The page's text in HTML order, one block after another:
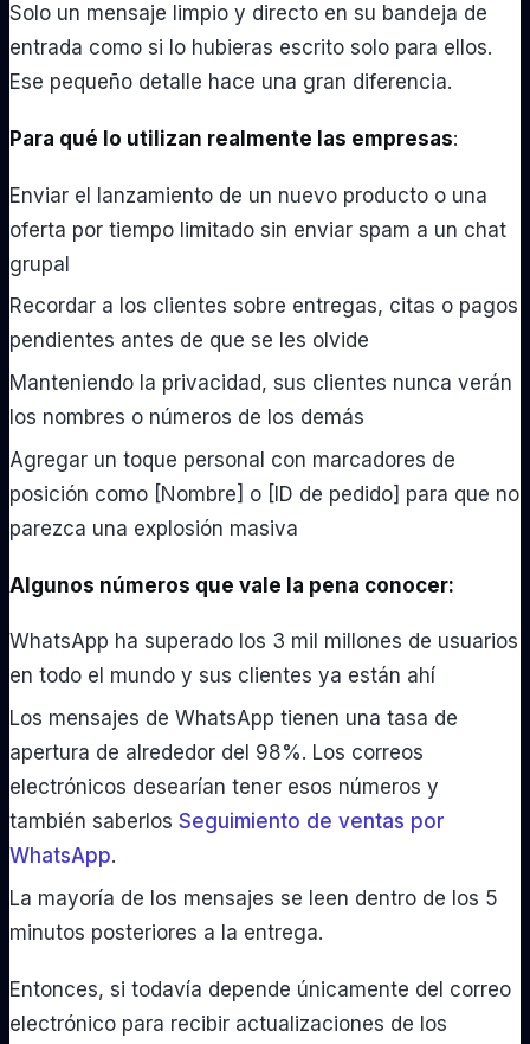
Solo un mensaje limpio y directo en su bandeja de
entrada como si lo hubieras escrito solo para ellos.
Ese pequeño detalle hace una gran diferencia.
Para qué lo utilizan realmente las empresas:
Enviar el lanzamiento de un nuevo producto o una
oferta por tiempo limitado sin enviar spam a un chat
grupal
Recordar a los clientes sobre entregas, citas o pagos
pendientes antes de que se les olvide
Manteniendo la privacidad, sus clientes nunca verán
los nombres o números de los demás
Agregar un toque personal con marcadores de
posición como [Nombre] o [ID de pedido] para que no
parezca una explosión masiva
Algunos números que vale la pena conocer:
WhatsApp ha superado los 3 mil millones de usuarios
en todo el mundo y sus clientes ya están ahí
Los mensajes de WhatsApp tienen una tasa de
apertura de alrededor del 98%. Los correos
electrónicos desearían tener esos números y
también saberlos Seguimiento de ventas por
WhatsApp.
La mayoría de los mensajes se leen dentro de los 5
minutos posteriores a la entrega.
Entonces, si todavía depende únicamente del correo
electrónico para recibir actualizaciones de los